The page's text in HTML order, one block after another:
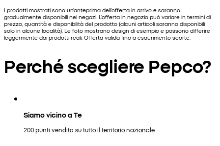
I prodotti mostrati sono un'anteprima dell'offerta in arrivo e saranno
gradualmente disponibili nei negozi. L'offerta in negozio può variare in termini di
prezzo, quantità e disponibilità del prodotto (alcuni articoli saranno disponibili
solo in alcune località). Le foto mostrano design di esempio e possono differire
leggermente dai prodotti reali. Offerta valida fino a esaurimento scorte.
Perché scegliere Pepco?
Siamo vicino a Te
200 punti vendita su tutto il territorio nazionale.